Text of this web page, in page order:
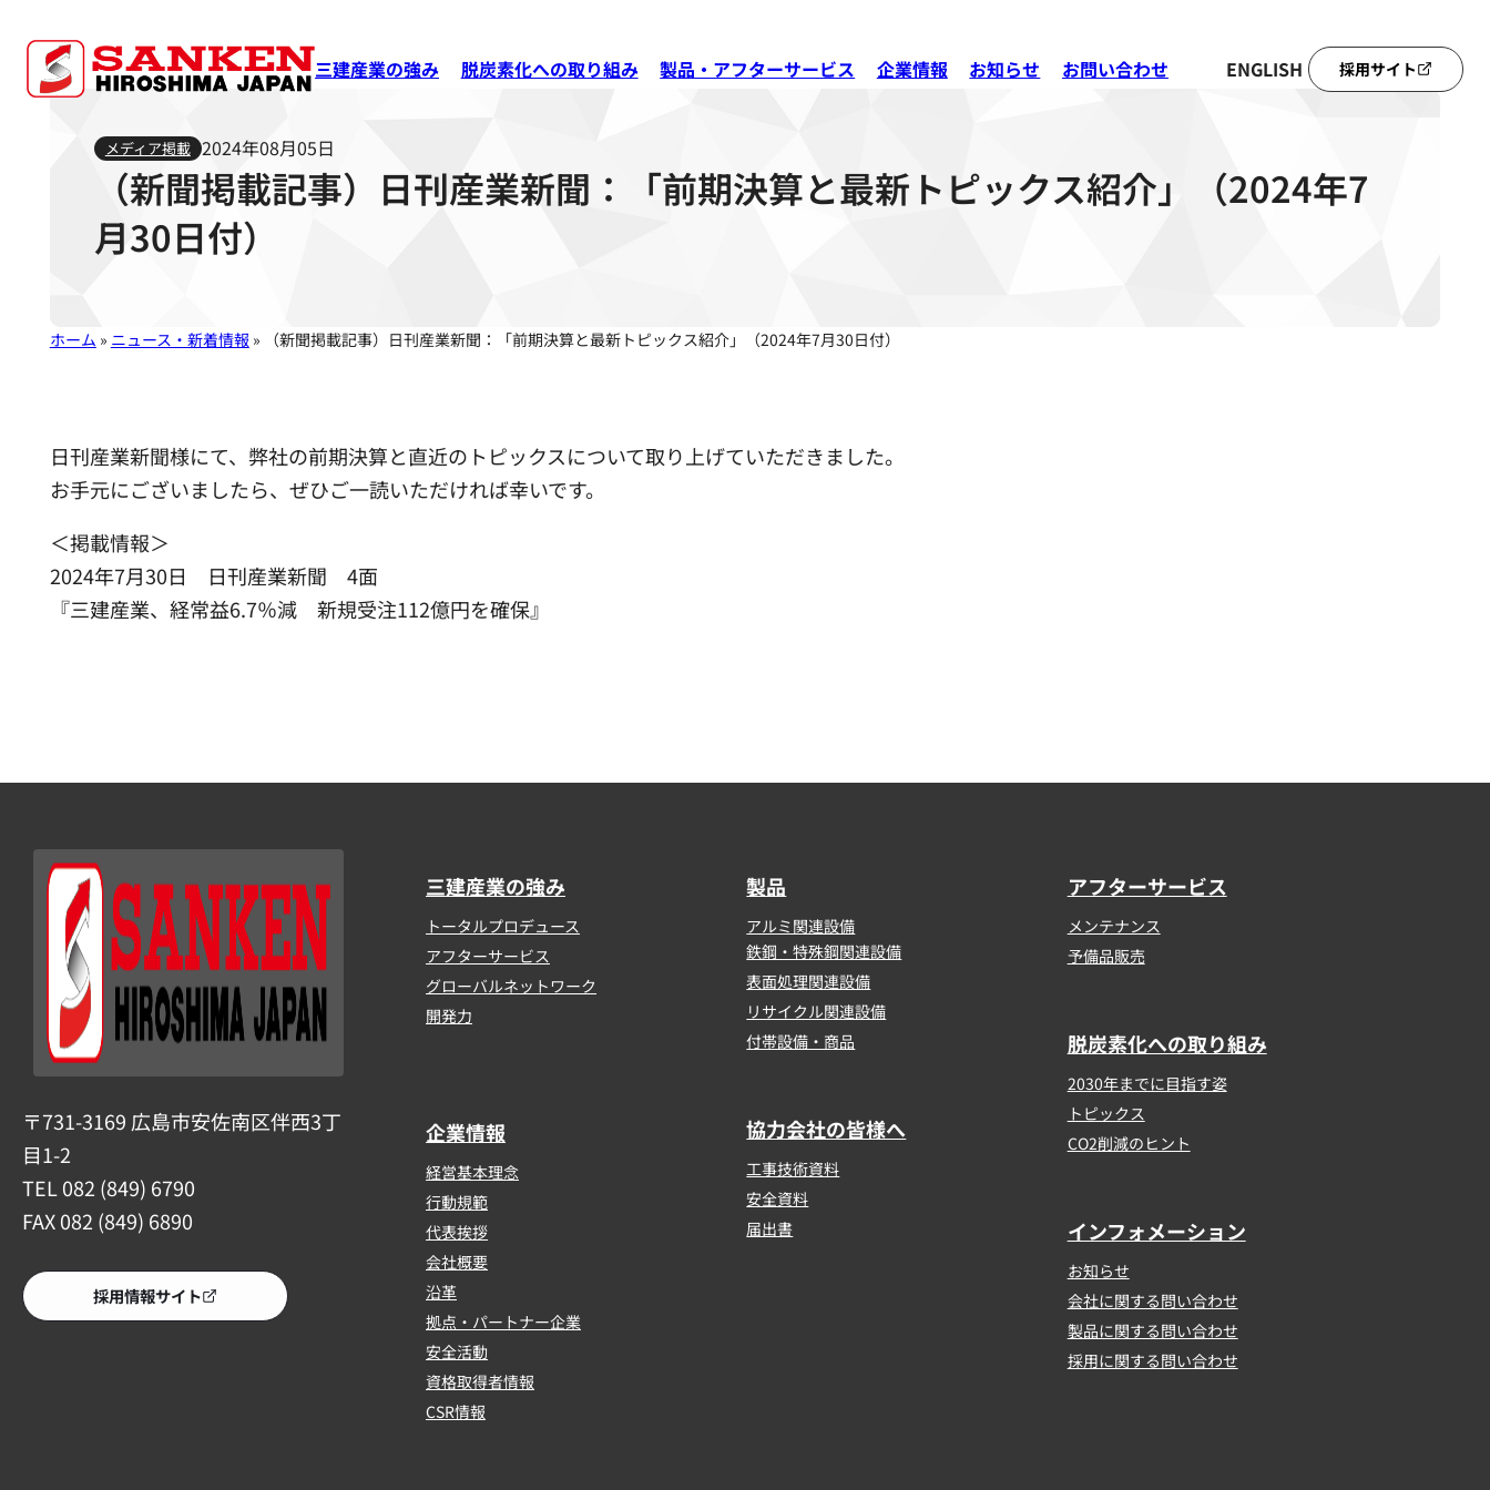
三建産業の強み 脱炭素化への取り組み 製品・アフターサービス 企業情報 お知らせ お問い合わせ ENGLISH 採用サイト
メディア掲載 2024年08月05日
（新聞掲載記事）日刊産業新聞：「前期決算と最新トピックス紹介」（2024年7
月30日付）
ホーム » ニュース・新着情報 » （新聞掲載記事）日刊産業新聞：「前期決算と最新トピックス紹介」（2024年7月30日付）
日刊産業新聞様にて、弊社の前期決算と直近のトピックスについて取り上げていただきました。
お手元にございましたら、ぜひご一読いただければ幸いです。
＜掲載情報＞
2024年7月30日 日刊産業新聞 4面
『三建産業、経常益6.7％減 新規受注112億円を確保』
〒731-3169 広島市安佐南区伴西3丁
目1-2
TEL 082 (849) 6790
FAX 082 (849) 6890
採用情報サイト
三建産業の強み
トータルプロデュース
アフターサービス
グローバルネットワーク
開発力
企業情報
経営基本理念
行動規範
代表挨拶
会社概要
沿革
拠点・パートナー企業
安全活動
資格取得者情報
CSR情報
製品
アルミ関連設備
鉄鋼・特殊鋼関連設備
表面処理関連設備
リサイクル関連設備
付帯設備・商品
協力会社の皆様へ
工事技術資料
安全資料
届出書
アフターサービス
メンテナンス
予備品販売
脱炭素化への取り組み
2030年までに目指す姿
トピックス
CO2削減のヒント
インフォメーション
お知らせ
会社に関する問い合わせ
製品に関する問い合わせ
採用に関する問い合わせ